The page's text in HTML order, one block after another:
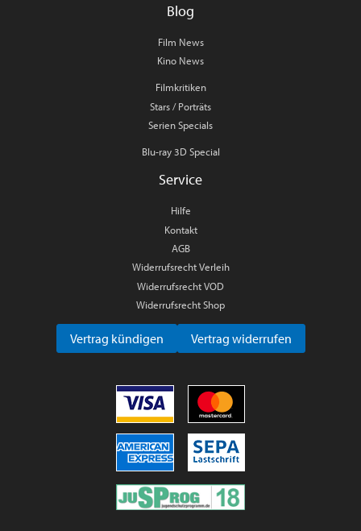
Blog
Film News
Kino News
Filmkritiken
Stars / Porträts
Serien Specials
Blu-ray 3D Special
Service
Hilfe
Kontakt
AGB
Widerrufsrecht Verleih
Widerrufsrecht VOD
Widerrufsrecht Shop
Vertrag kündigen Vertrag widerrufen